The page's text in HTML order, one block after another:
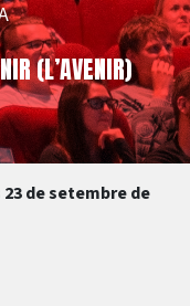
(L’AVENIR)
de setembre de